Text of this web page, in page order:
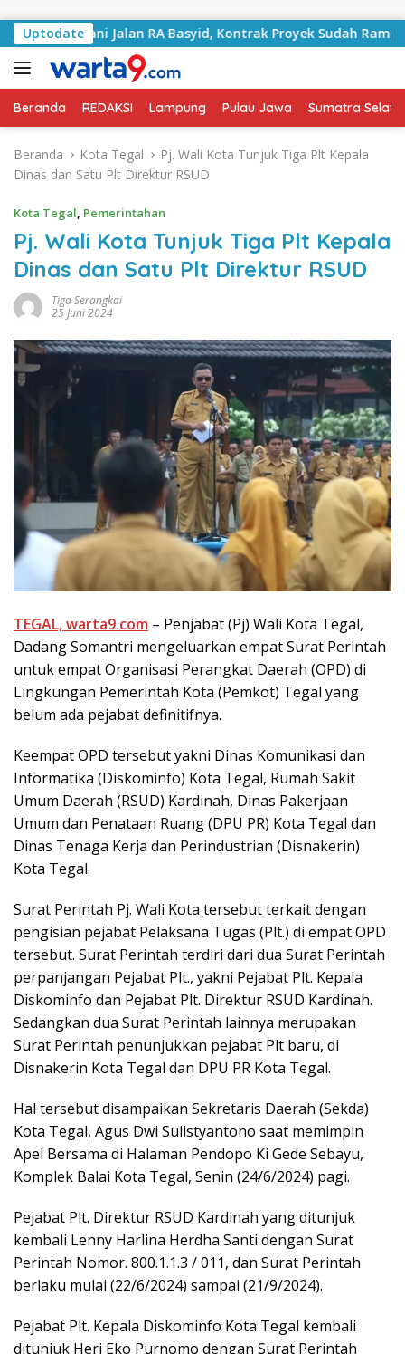
Uptodate
Jalan RA Basyid, Kontrak Proyek Sudah Rampung
Beranda REDAKSI Lampung Pulau Jawa Sumatra
Beranda Kota Tegal
Pj. Wali Kota Tunjuk Tiga Plt Kepala
Dinas dan Satu Plt Direktur RSUD
Kota Tegal, Pemerintahan
Pj. Wali Kota Tunjuk Tiga Plt Kepala
Dinas dan Satu Plt Direktur RSUD
Tiga Serangkai
25 Juni 2024
TEGAL, warta9.com – Penjabat (Pj) Wali Kota Tegal,
Dadang Somantri mengeluarkan empat Surat Perintah
untuk empat Organisasi Perangkat Daerah (OPD) di
Lingkungan Pemerintah Kota (Pemkot) Tegal yang
belum ada pejabat definitifnya.
Keempat OPD tersebut yakni Dinas Komunikasi dan
Informatika (Diskominfo) Kota Tegal, Rumah Sakit
Umum Daerah (RSUD) Kardinah, Dinas Pakerjaan
Umum dan Penataan Ruang (DPU PR) Kota Tegal dan
Dinas Tenaga Kerja dan Perindustrian (Disnakerin)
Kota Tegal.
Surat Perintah Pj. Wali Kota tersebut terkait dengan
pengisian pejabat Pelaksana Tugas (Plt.) di empat OPD
tersebut. Surat Perintah terdiri dari dua Surat Perintah
perpanjangan Pejabat Plt., yakni Pejabat Plt. Kepala
Diskominfo dan Pejabat Plt. Direktur RSUD Kardinah.
Sedangkan dua Surat Perintah lainnya merupakan
Surat Perintah penunjukkan pejabat Plt baru, di
Disnakerin Kota Tegal dan DPU PR Kota Tegal.
Hal tersebut disampaikan Sekretaris Daerah (Sekda)
Kota Tegal, Agus Dwi Sulistyantono saat memimpin
Apel Bersama di Halaman Pendopo Ki Gede Sebayu,
Komplek Balai Kota Tegal, Senin (24/6/2024) pagi.
Pejabat Plt. Direktur RSUD Kardinah yang ditunjuk
kembali Lenny Harlina Herdha Santi dengan Surat
Perintah Nomor. 800.1.1.3 / 011, dan Surat Perintah
berlaku mulai (22/6/2024) sampai (21/9/2024).
Pejabat Plt. Kepala Diskominfo Kota Tegal kembali
ditunjuk Heri Eko Purnomo dengan Surat Perintah